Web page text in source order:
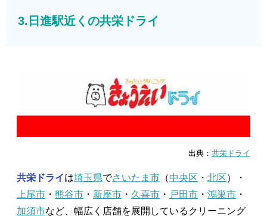
3.日進駅近くの共栄ドライ
出典： 共栄ドライ
共栄ドライは埼玉県でさいたま市 （中央区 ・ 北区）・
上尾市 ・ 熊谷市 ・ 新座市 ・ 久喜市 ・ 戸田市 ・ 鴻巣市 ・
加須市など、幅広く店舗を展開しているクリーニング